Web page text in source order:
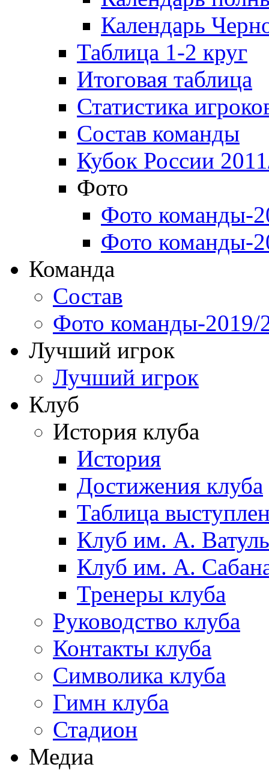
Календарь
Таблица 1-2 круг
Итоговая таблица
Статистика
Состав команды
Кубок России
Фото
Фото команды-
Фото команды-
Команда
Состав
Фото команды-2019/
Лучший игрок
Лучший игрок
Клуб
История клуба
История
Достижения клуба
Таблица
Клуб им. А.
Клуб им. А.
Тренеры клуба
Руководство клуба
Контакты клуба
Символика клуба
Гимн клуба
Стадион
Медиа